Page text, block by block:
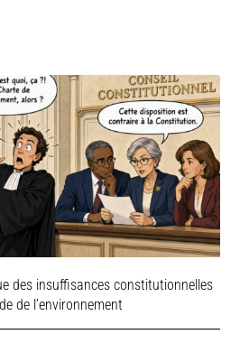
des insuffisances constitutionnelles
de l’environnement